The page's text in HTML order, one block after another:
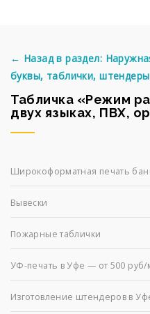
← Назад в раздел:
буквы, таблички, штендеры
Табличка «Режим
двух языках, ПВХ,
Широкоформатная печать
Вывески
Пожарные таблички
УФ-печать в Уфе — от 500 руб/
Изготовление штендеров в